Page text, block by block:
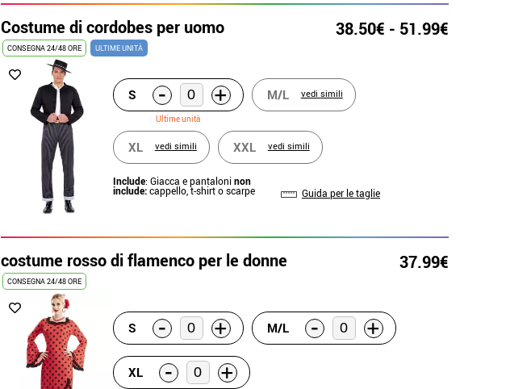
Costume di cordobes per uomo 38.50€ - 51.99€
CONSEGNA 24/48 ORE ULTIME UNITÀ
S - +
Ultime unità
M/L vedi simili
XL vedi simili XXL vedi simili
Include: Giacca e pantaloninon
include:cappello, t-shirt o scarpe Guida per le taglie
costume rosso di flamenco per le donne 37.99€
CONSEGNA 24/48 ORE
S - + M/L - +
XL - +